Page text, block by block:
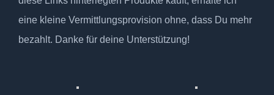
eine kleine Vermittlungsprovision ohne, dass Du mehr
bezahlt. Danke für deine Unterstützung!